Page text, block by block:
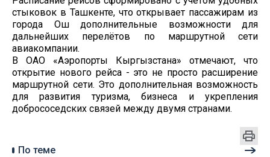
стыковок в Ташкенте, что открывает пассажирам из
города Ош дополнительные возможности для
дальнейших перелётов по маршрутной сети
авиакомпании.
В ОАО «Аэропорты Кыргызстана» отмечают, что
открытие нового рейса - это не просто расширение
маршрутной сети. Это дополнительная возможность
для развития туризма, бизнеса и укрепления
добрососедских связей между двумя странами.
По теме